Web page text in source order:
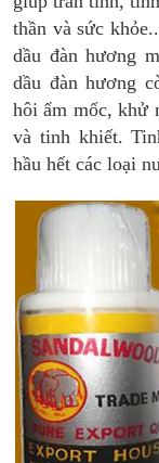
thần và sức
dầu đàn hương
dầu đàn hương
hôi ẩm mốc, khử
và tinh khiết.
hầu hết các loại